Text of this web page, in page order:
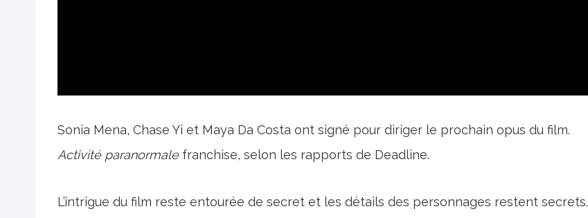
Sonia Mena, Chase Yi et Maya Da Costa ont signé pour diriger le prochain opus du film.
Activité paranormale franchise, selon les rapports de Deadline.
L’intrigue du film reste entourée de secret et les détails des personnages restent secrets.